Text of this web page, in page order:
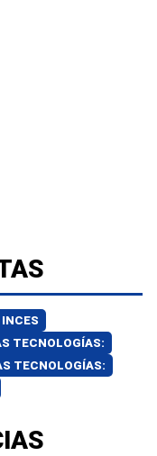
TECNOLOGÍAS:
TECNOLOGÍAS: